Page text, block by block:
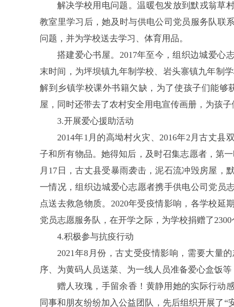
解决学校用电问题。温暖包发放到默戎翁草
教室里学习后，她及时与供电公司党员服务队联
问题，并为学校送去学习、体育用品。
搭建爱心书屋。2017年至今，组织边城爱心
末时间，为坪坝镇九年制学校、岩头寨镇九年制
解到乡镇学校课外书籍欠缺，为了使孩子们能够
屋，同时还带去了农村安全用电宣传画册，为孩子
3.开展爱心援助活动
2014年1月的高坳村火灾、2016年2月古丈
子和所有物品。她得知后，及时召集志愿者，第
月17日，古丈县受暴雨袭击，泥石流冲毁房屋，
一情况，组织边城爱心志愿者携手供电公司党员
点送去救急物质。2020年受疫情影响，各学校延
党员志愿服务队，在开学之际，为学校捐赠了
4.积极参与抗疫行动
2021年8月份，古丈受疫情影响，需要大量
序、为黄码人员送菜、为一线人员准备爱心盒饭等
赠人玫瑰，手留余香！黄静用她的实际行动
同事和朋友纷纷加入公益团队，先后组织开展了“